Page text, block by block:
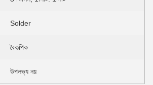
Solder
বৈকল্পিক
উপলভ্য নয়